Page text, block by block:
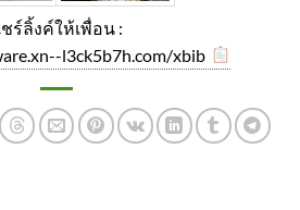
ร์ลิ้งค์ให้เพื่อน :
l3ck5b7h.com/xbib